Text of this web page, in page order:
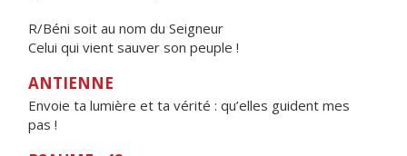
R/Béni soit au nom du Seigneur
Celui qui vient sauver son peuple !
ANTIENNE
Envoie ta lumière et ta vérité : qu’elles guident mes
pas !